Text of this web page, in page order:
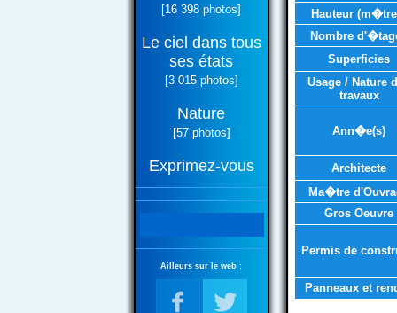
[16 398 photos]
Le ciel dans tous
ses états
[3 015 photos]
Nature
[57 photos]
Exprimez-vous
Ailleurs sur le web :
Hauteur
Nombre
Superficies
Usage / Nature
travaux
Ann�e(s)
Architecte
Ma�tre
Gros Oeuvre
Permis de
Panneaux et